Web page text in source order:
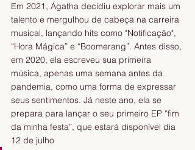
Em 2021, Ágatha decidiu explorar mais um
talento e mergulhou de cabeça na carreira
musical, lançando hits como "Notificação",
“Hora Mágica” e “Boomerang”. Antes disso,
em 2020, ela escreveu sua primeira
música, apenas uma semana antes da
pandemia, como uma forma de expressar
seus sentimentos. Já neste ano, ela se
prepara para lançar o seu primeiro EP “fim
da minha festa”, que estará disponível dia
12 de julho